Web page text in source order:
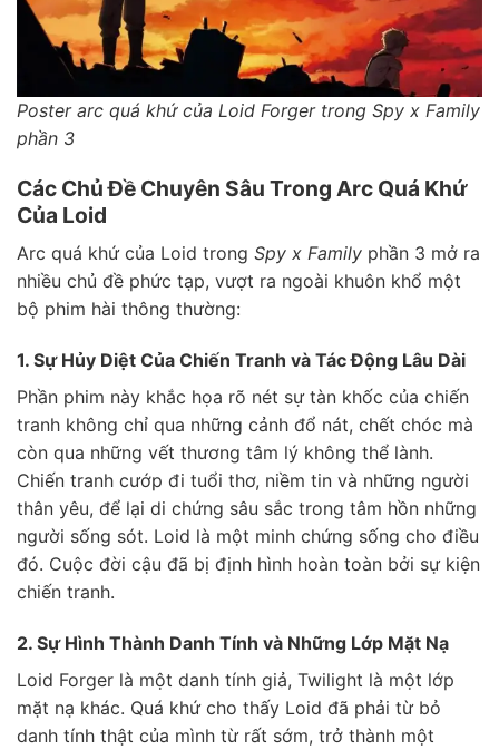
Poster arc quá khứ của Loid Forger trong Spy x Family
phần 3
Các Chủ Đề Chuyên Sâu Trong Arc Quá Khứ
Của Loid
Arc quá khứ của Loid trong Spy x Family phần 3 mở ra
nhiều chủ đề phức tạp, vượt ra ngoài khuôn khổ một
bộ phim hài thông thường:
1. Sự Hủy Diệt Của Chiến Tranh và Tác Động Lâu Dài
Phần phim này khắc họa rõ nét sự tàn khốc của chiến
tranh không chỉ qua những cảnh đổ nát, chết chóc mà
còn qua những vết thương tâm lý không thể lành.
Chiến tranh cướp đi tuổi thơ, niềm tin và những người
thân yêu, để lại di chứng sâu sắc trong tâm hồn những
người sống sót. Loid là một minh chứng sống cho điều
đó. Cuộc đời cậu đã bị định hình hoàn toàn bởi sự kiện
chiến tranh.
2. Sự Hình Thành Danh Tính và Những Lớp Mặt Nạ
Loid Forger là một danh tính giả, Twilight là một lớp
mặt nạ khác. Quá khứ cho thấy Loid đã phải từ bỏ
danh tính thật của mình từ rất sớm, trở thành một